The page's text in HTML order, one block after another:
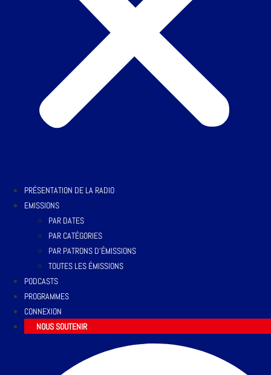
PRÉSENTATION DE LA RADIO
EMISSIONS
PAR DATES
PAR CATÉGORIES
PAR PATRONS D’ÉMISSIONS
TOUTES LES ÉMISSIONS
PODCASTS
PROGRAMMES
CONNEXION
NOUS SOUTENIR